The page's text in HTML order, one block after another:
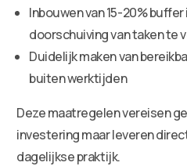
Inbouwen van 15-20% buffer
doorschuiving van taken te
Duidelijk maken van
buiten werktijden
Deze maatregelen vereisen
investering maar leveren
dagelijkse praktijk.